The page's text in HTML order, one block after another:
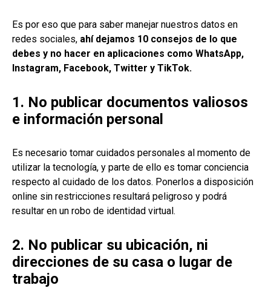
Es por eso que para saber manejar nuestros datos en
redes sociales, ahí dejamos 10 consejos de lo que
debes y no hacer en aplicaciones como WhatsApp,
Instagram, Facebook, Twitter y TikTok.
1. No publicar documentos valiosos
e información personal
Es necesario tomar cuidados personales al momento de
utilizar la tecnología, y parte de ello es tomar conciencia
respecto al cuidado de los datos. Ponerlos a disposición
online sin restricciones resultará peligroso y podrá
resultar en un robo de identidad virtual.
2. No publicar su ubicación, ni
direcciones de su casa o lugar de
trabajo